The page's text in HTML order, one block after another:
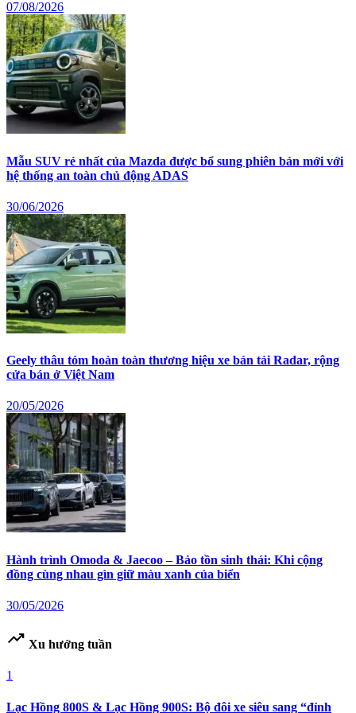
07/08/2026
Mẫu SUV rẻ nhất của Mazda được bổ sung phiên bản mới với
hệ thống an toàn chủ động ADAS
30/06/2026
Geely thâu tóm hoàn toàn thương hiệu xe bán tải Radar, rộng
cửa bán ở Việt Nam
20/05/2026
Hành trình Omoda & Jaecoo – Bảo tồn sinh thái: Khi cộng
đồng cùng nhau gìn giữ màu xanh của biển
30/05/2026
trending_up Xu hướng tuần
1
Lạc Hồng 800S & Lạc Hồng 900S: Bộ đôi xe siêu sang “đỉnh